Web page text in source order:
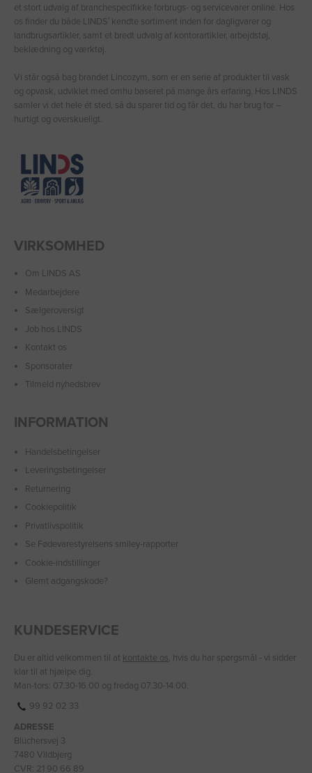
et stort udvalg af branchespecifikke forbrugs- og servicevarer online. Hos
os finder du både LINDS′ kendte sortiment inden for dagligvarer og
landbrugsartikler, samt et bredt udvalg af kontorartikler, arbejdstøj,
beklædning og værktøj.
Vi står også bag brandet Lincozym, som er en serie af produkter til vask
og opvask, udviklet med omhu baseret på mange års erfaring. Hos LINDS
samler vi det hele ét sted, så du sparer tid og får det, du har brug for –
hurtigt og overskueligt.
VIRKSOMHED
Om LINDS AS
Medarbejdere
Sælgeroversigt
Job hos LINDS
Kontakt os
Sponsorater
Tilmeld nyhedsbrev
INFORMATION
Handelsbetingelser
Leveringsbetingelser
Returnering
Cookiepolitik
Privatlivspolitik
Se Fødevarestyrelsens smiley-rapporter
Cookie-indstillinger
Glemt adgangskode?
KUNDESERVICE
Du er altid velkommen til at kontakte os, hvis du har spørgsmål - vi sidder
klar til at hjælpe dig.
Man-tors: 07.30-16.00 og fredag 07.30-14.00.
99 92 02 33
ADRESSE
Blüchersvej 3
7480 Vildbjerg
CVR: 21 90 66 89